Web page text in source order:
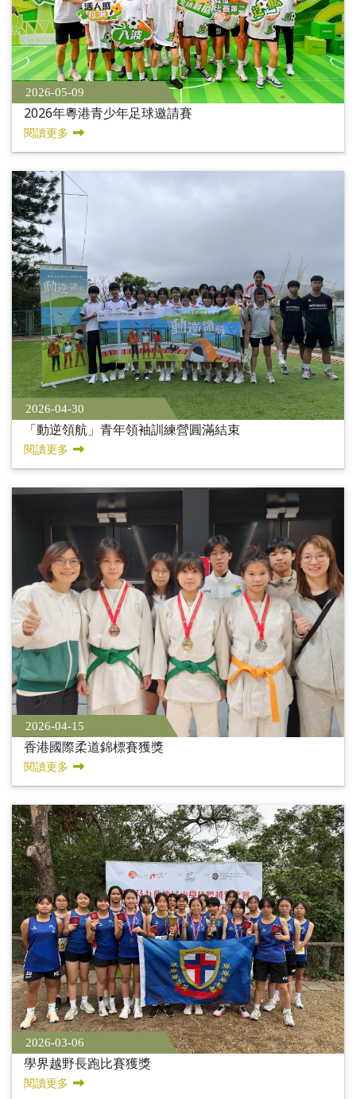
2026-05-09
2026年粵港青少年足球邀請賽
閱讀更多
2026-04-30
「動逆領航」青年領袖訓練營圓滿結束
閱讀更多
2026-04-15
香港國際柔道錦標賽獲獎
閱讀更多
2026-03-06
學界越野長跑比賽獲獎
閱讀更多